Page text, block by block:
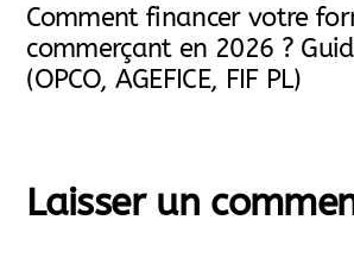
Comment financer votre
commerçant en 2026 ?
(OPCO, AGEFICE, FIF PL)
Laisser un